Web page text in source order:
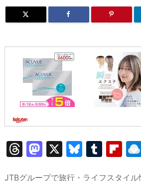
T
M X
Bl T
Fl
JTBグループで旅行・ライフスタイ